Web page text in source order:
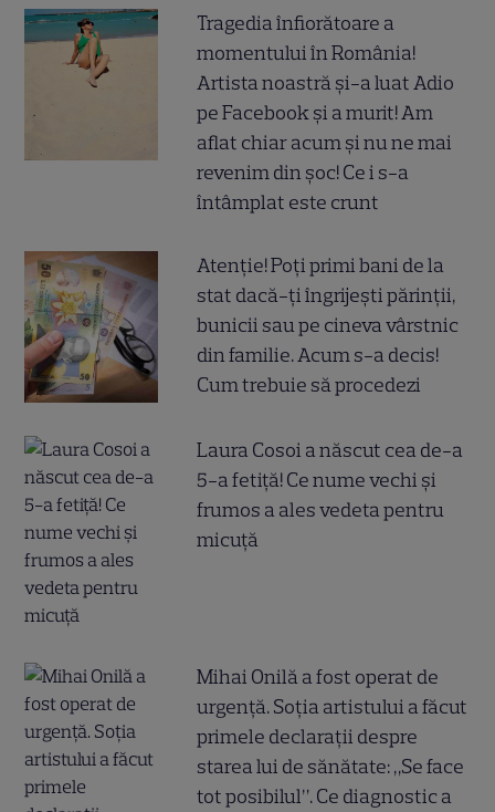
Tragedia înfiorătoare a
momentului în România!
Artista noastră și-a luat Adio
pe Facebook și a murit! Am
aflat chiar acum și nu ne mai
revenim din șoc! Ce i s-a
întâmplat este crunt
Atenție! Poți primi bani de la
stat dacă-ți îngrijești părinții,
bunicii sau pe cineva vârstnic
din familie. Acum s-a decis!
Cum trebuie să procedezi
Laura Cosoi a născut cea de-a
5-a fetiță! Ce nume vechi și
frumos a ales vedeta pentru
micuță
Mihai Onilă a fost operat de
urgență. Soția artistului a făcut
primele declarații despre
starea lui de sănătate: „Se face
tot posibilul”. Ce diagnostic a